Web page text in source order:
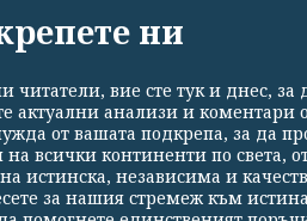
ни
читатели, вие сте тук и днес,
актуални анализи и коментари
от вашата подкрепа, за да
всички континенти по света,
истинска, независима и
за нашия стремеж към